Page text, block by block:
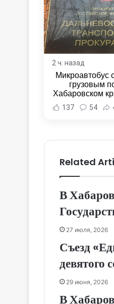
2 ч. назад
Микроавтобус
грузовым
Хабаровском
Хабаровска и
137 54
Related
В
27 июля, 2026
Съезд
девятого
29 июня, 2026
В